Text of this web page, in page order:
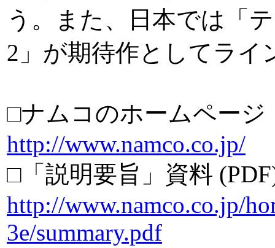
う。また、日本では「
2」が期待作としてライ
□ナムコのホームページ
http://www.namco.co.jp/
□「説明要旨」資料
http://www.namco.co.jp/
3e/summary.pdf